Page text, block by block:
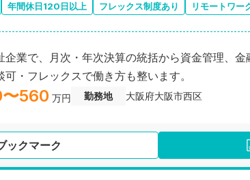
年間休日120日以上 フレックス制度あり リモートワー
業で、月次・年次決算の統括から資金管理、金
・フレックスで働き方も整います。
560 万円 勤務地 大阪府大阪市西区
ックマーク